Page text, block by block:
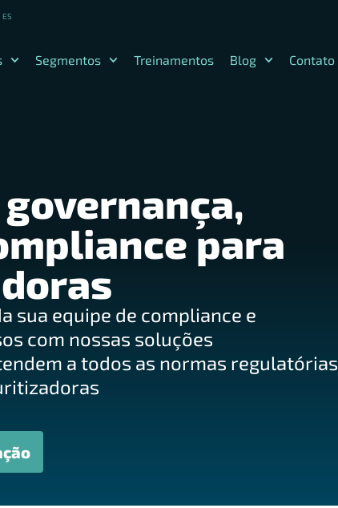
ES
Segmentos Treinamentos Blog Contato
para
sua equipe de compliance e
com nossas soluções
a todos as normas regulatórias